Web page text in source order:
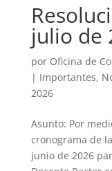
julio de
por Oficina de
| Importantes,
2026
Asunto: Por
cronograma de
junio de 2026